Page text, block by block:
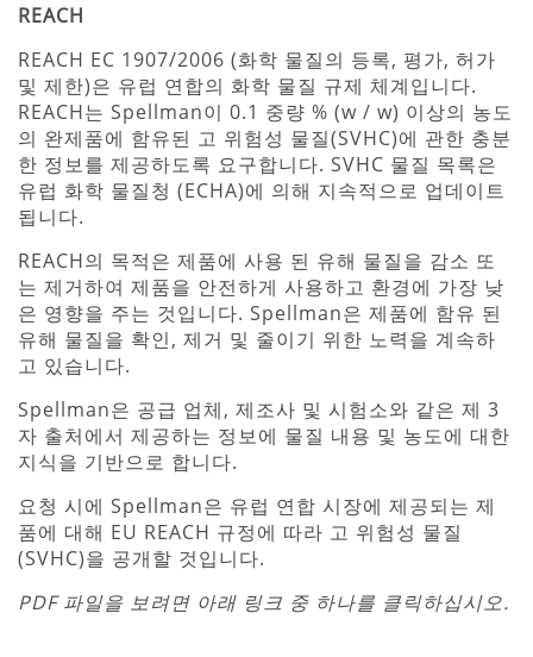
REACH
REACH EC 1907/2006 (화학 물질의 등록, 평가, 허가
및 제한)은 유럽 연합의 화학 물질 규제 체계입니다.
REACH는 Spellman이 0.1 중량 % (w / w) 이상의 농도
의 완제품에 함유된 고 위험성 물질(SVHC)에 관한 충분
한 정보를 제공하도록 요구합니다. SVHC 물질 목록은
유럽 화학 물질청 (ECHA)에 의해 지속적으로 업데이트
됩니다.
REACH의 목적은 제품에 사용 된 유해 물질을 감소 또
는 제거하여 제품을 안전하게 사용하고 환경에 가장 낮
은 영향을 주는 것입니다. Spellman은 제품에 함유 된
유해 물질을 확인, 제거 및 줄이기 위한 노력을 계속하
고 있습니다.
Spellman은 공급 업체, 제조사 및 시험소와 같은 제 3
자 출처에서 제공하는 정보에 물질 내용 및 농도에 대한
지식을 기반으로 합니다.
요청 시에 Spellman은 유럽 연합 시장에 제공되는 제
품에 대해 EU REACH 규정에 따라 고 위험성 물질
(SVHC)을 공개할 것입니다.
PDF 파일을 보려면 아래 링크 중 하나를 클릭하십시오.